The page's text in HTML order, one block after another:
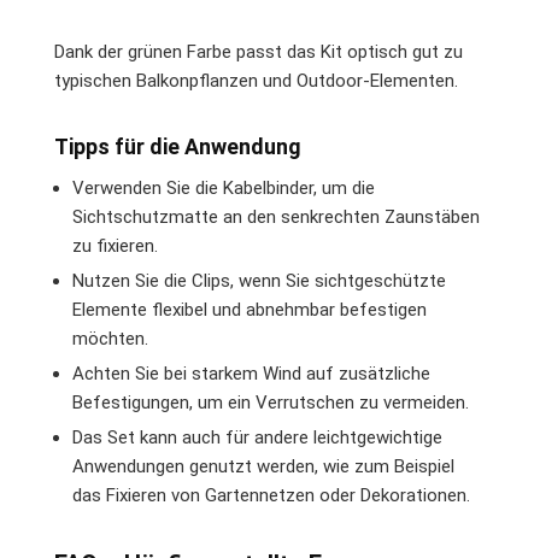
Dank der grünen Farbe passt das Kit optisch gut zu
typischen Balkonpflanzen und Outdoor-Elementen.
Tipps für die Anwendung
Verwenden Sie die Kabelbinder, um die
Sichtschutzmatte an den senkrechten Zaunstäben
zu fixieren.
Nutzen Sie die Clips, wenn Sie sichtgeschützte
Elemente flexibel und abnehmbar befestigen
möchten.
Achten Sie bei starkem Wind auf zusätzliche
Befestigungen, um ein Verrutschen zu vermeiden.
Das Set kann auch für andere leichtgewichtige
Anwendungen genutzt werden, wie zum Beispiel
das Fixieren von Gartennetzen oder Dekorationen.